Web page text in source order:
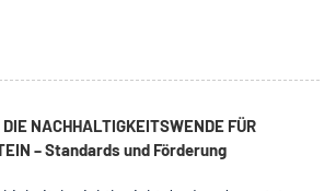
DIE NACHHALTIGKEITSWENDE FÜR
– Standards und Förderung